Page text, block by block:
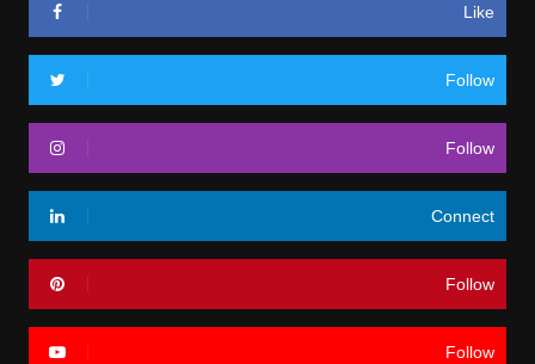
Like
Follow
Follow
Connect
Follow
Follow